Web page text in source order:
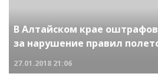
В Алтайском крае
за нарушение правил
27.01.2018 21:06